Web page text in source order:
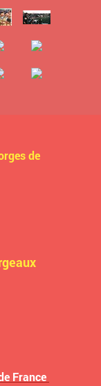
de
France